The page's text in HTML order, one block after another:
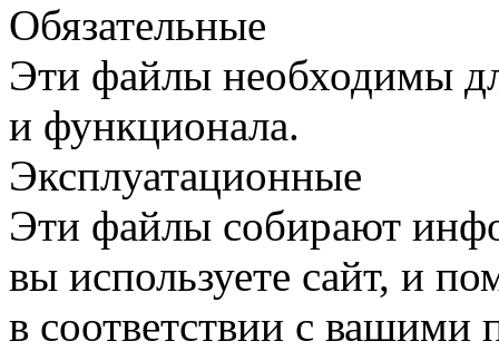
Обязательные
Эти файлы необходимы
и функционала.
Эксплуатационные
Эти файлы собирают
вы используете сайт, и
в соответствии с вашими